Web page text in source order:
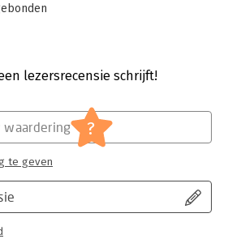
PRCA Practice Guides
lezersrecensie schrijft!
waardering ?
te geven